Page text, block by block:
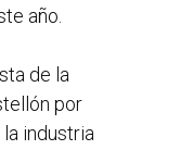
año.
de la
por
industria